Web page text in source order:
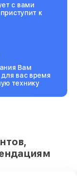
с вами
к
Вам
вас время
технику